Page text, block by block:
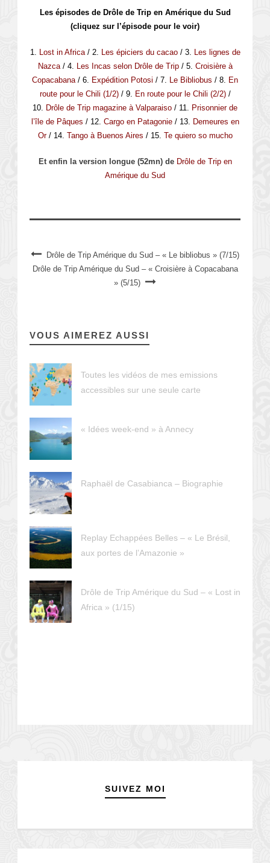
Les épisodes de Drôle de Trip en Amérique du Sud
(cliquez sur l’épisode pour le voir)
1. Lost in Africa/ 2. Les épiciers du cacao/ 3.
Les lignes de
Nazca/ 4. Les Incas selon Drôle de Trip/ 5. Croisière à
Copacabana / 6. Expédition Potosi / 7. Le Bibliobus / 8.
En
route pour le Chili (1/2) / 9. En route pour le Chili (2/2)/
10.
Drôle de Trip magazine à Valparaiso / 11.
Prisonnier de
l’île de Pâques / 12. Cargo en Patagonie/ 13.
Demeures en
Or/ 14. Tango à Buenos Aires / 15. Te quiero so mucho
Et enfin la version longue (52mn) de Drôle de Trip en
Amérique du Sud
Drôle de Trip Amérique du Sud – « Le bibliobus » (7/15)
Drôle de Trip Amérique du Sud – « Croisière à Copacabana
» (5/15)
VOUS AIMEREZ AUSSI
Toutes les vidéos de mes emissions
accessibles sur une seule carte
« Idées week-end » à Annecy
Raphaël de Casabianca – Biographie
Replay Echappées Belles – « Le Brésil,
aux portes de l’Amazonie »
Drôle de Trip Amérique du Sud – « Lost in
Africa » (1/15)
SUIVEZ MOI